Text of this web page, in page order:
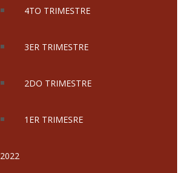
4TO TRIMESTRE
3ER TRIMESTRE
2DO TRIMESTRE
1ER TRIMESRE
2022